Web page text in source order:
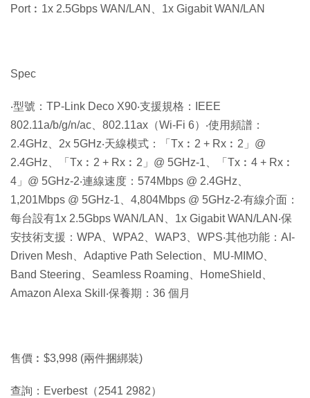
Port︰1x 2.5Gbps WAN/LAN、1x Gigabit WAN/LAN
Spec
‧型號：TP-Link Deco X90‧支援規格：IEEE
802.11a/b/g/n/ac、802.11ax（Wi-Fi 6）‧使用頻譜：
2.4GHz、2x 5GHz‧天線模式：「Tx︰2 + Rx︰2」@
2.4GHz、「Tx︰2 + Rx︰2」@ 5GHz-1、「Tx︰4 + Rx︰
4」@ 5GHz-2‧連線速度：574Mbps @ 2.4GHz、
1,201Mbps @ 5GHz-1、4,804Mbps @ 5GHz-2‧有線介面：
每台設有1x 2.5Gbps WAN/LAN、1x Gigabit WAN/LAN‧保
安技術支援：WPA、WPA2、WAP3、WPS‧其他功能：AI-
Driven Mesh、Adaptive Path Selection、MU-MIMO、
Band Steering、Seamless Roaming、HomeShield、
Amazon Alexa Skill‧保養期：36 個月
售價︰$3,998 (兩件捆綁裝)
查詢：Everbest（2541 2982）